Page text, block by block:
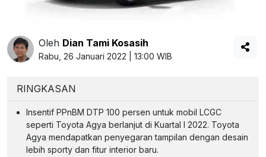
Oleh Dian Tami Kosasih
Rabu, 26 Januari 2022 | 13:00 WIB
RINGKASAN
Insentif PPnBM DTP 100 persen untuk mobil LCGC
seperti Toyota Agya berlanjut di Kuartal I 2022. Toyota
Agya mendapatkan penyegaran tampilan dengan desain
lebih sporty dan fitur interior baru.